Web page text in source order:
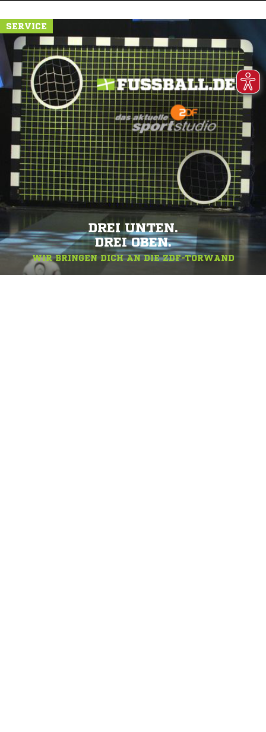
SERVICE
DREI UNTEN.
DREI OBEN.
WIR BRINGEN DICH AN DIE ZDF-TORWAND